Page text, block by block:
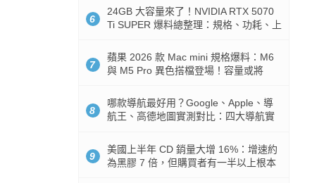
6
24GB 大容量來了！NVIDIA RTX 5070
Ti SUPER 爆料總整理：規格、功耗、上
7
蘋果 2026 款 Mac mini 規格爆料：M6
與 M5 Pro 異色搭檔登場！容量或將
8
哪款導航最好用？Google、Apple、導
航王、高德地圖實測對比：四大導航實
9
美國上半年 CD 銷量大增 16%：增速約
為黑膠 7 倍，但購買者有一半以上根本